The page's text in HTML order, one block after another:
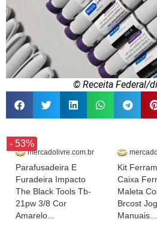
© Receita Federal/
- 53%
mercadolivre.com.br
Parafusadeira E
Furadeira Impacto
The Black Tools Tb-
21pw 3/8 Cor
Amarelo...
Kit
Caixa
Maleta
Brcost
Manuais...